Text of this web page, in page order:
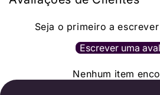
Seja o primeiro a
Escrever uma
Nenhum item